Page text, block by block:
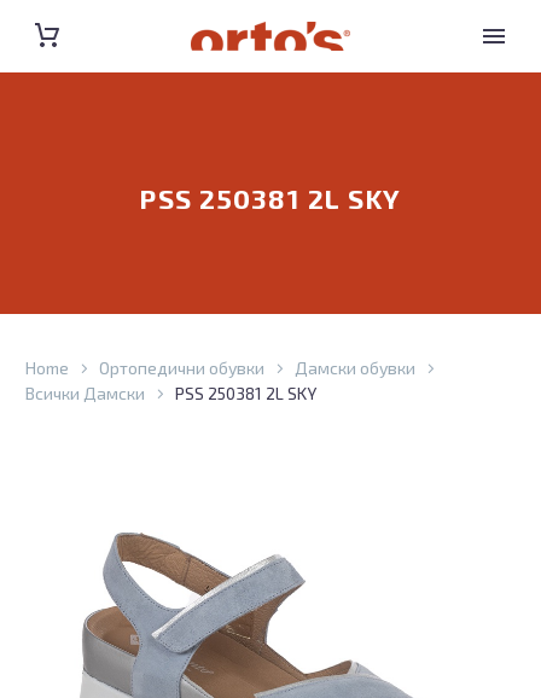
PSS 250381 2L SKY
Home Ортопедични обувки
Дамски обувки
Всички Дамски
PSS 250381 2L SKY